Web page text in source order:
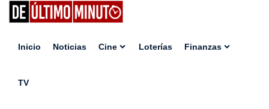
Inicio Noticias Cine Loterías Finanzas
TV